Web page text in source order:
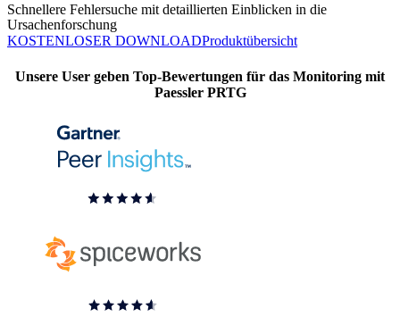
Schnellere Fehlersuche mit detaillierten Einblicken in die
Ursachenforschung
KOSTENLOSER DOWNLOADProduktübersicht
Unsere User geben Top-Bewertungen für das Monitoring mit
Paessler PRTG